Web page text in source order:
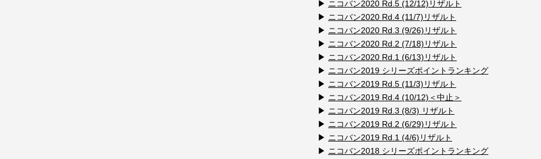
▶ ニコバン2020 Rd.5 (12/12)リザルト
▶ ニコバン2020 Rd.4 (11/7)リザルト
▶ ニコバン2020 Rd.3 (9/26)リザルト
▶ ニコバン2020 Rd.2 (7/18)リザルト
▶ ニコバン2020 Rd.1 (6/13)リザルト
▶ ニコバン2019 シリーズポイントランキング
▶ ニコバン2019 Rd.5 (11/3)リザルト
▶ ニコバン2019 Rd.4 (10/12)＜中止＞
▶ ニコバン2019 Rd.3 (8/3) リザルト
▶ ニコバン2019 Rd.2 (6/29)リザルト
▶ ニコバン2019 Rd.1 (4/6)リザルト
▶ ニコバン2018 シリーズポイントランキング